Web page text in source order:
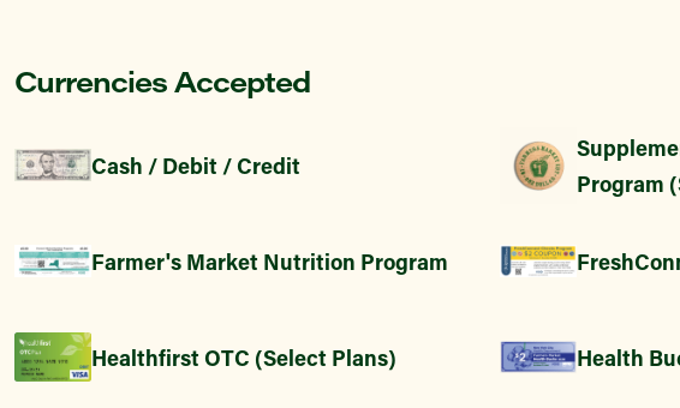
Currencies Accepted
Cash / Debit / Credit
Program
Farmer's Market Nutrition Program
Healthfirst OTC (Select Plans) Health